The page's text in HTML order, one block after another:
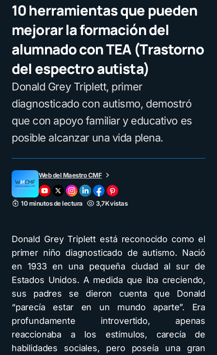
10 herramientas que pueden
mejorar la formación del
alumnado con TEA (Trastorno
del espectro autista)
Donald Grey Triplett, primer
diagnosticado con autismo, demostró
que con apoyo familiar y educativo es
posible alcanzar una vida plena.
Web del Maestro CMF
10 minutos de lectura 3,7K vistas
Donald Grey Triplett está reconocido como el
primer niño diagnosticado de autismo. Nació
en 1933 en una pequeña ciudad al sur de
Estados Unidos. A medida que iba creciendo,
sus padres se dieron cuenta que Donald
“parecía estar en un mundo aparte”. Era
profundamente introvertido, apenas
reaccionaba a los estímulos, carecía de
habilidades sociales, pero poseía una gran